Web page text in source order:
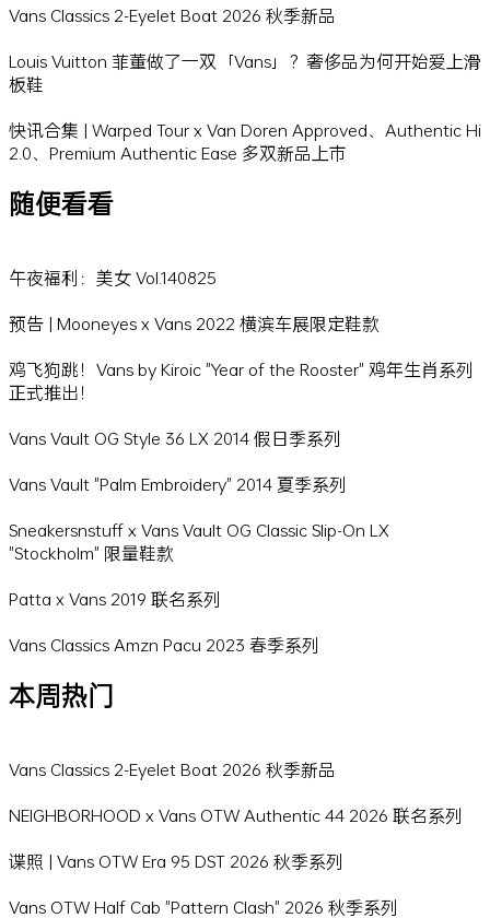
Vans Classics 2-Eyelet Boat 2026 秋季新品
Louis Vuitton 菲董做了一双「Vans」？奢侈品为何开始爱上滑
板鞋
快讯合集 | Warped Tour x Van Doren Approved、Authentic Hi
2.0、Premium Authentic Ease 多双新品上市
随便看看
午夜福利：美女 Vol.140825
预告 | Mooneyes x Vans 2022 横滨车展限定鞋款
鸡飞狗跳！Vans by Kiroic "Year of the Rooster" 鸡年生肖系列
正式推出！
Vans Vault OG Style 36 LX 2014 假日季系列
Vans Vault "Palm Embroidery" 2014 夏季系列
Sneakersnstuff x Vans Vault OG Classic Slip-On LX
"Stockholm" 限量鞋款
Patta x Vans 2019 联名系列
Vans Classics Amzn Pacu 2023 春季系列
本周热门
Vans Classics 2-Eyelet Boat 2026 秋季新品
NEIGHBORHOOD x Vans OTW Authentic 44 2026 联名系列
谍照 | Vans OTW Era 95 DST 2026 秋季系列
Vans OTW Half Cab "Pattern Clash" 2026 秋季系列